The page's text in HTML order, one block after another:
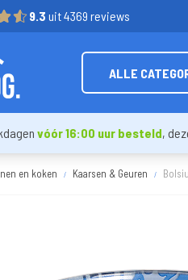
9.3 uit 4369 reviews
ALLE
vóór 16:00 uur besteld,
en koken Kaarsen & Geuren